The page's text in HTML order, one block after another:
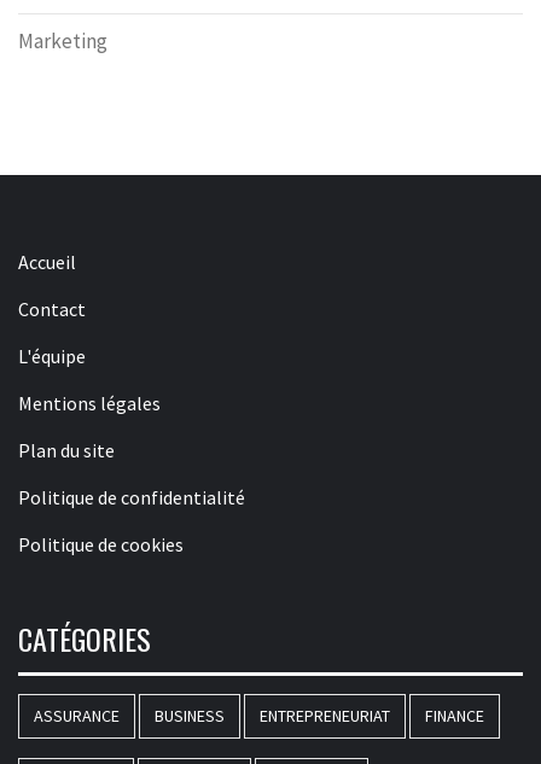
Marketing
Accueil
Contact
L'équipe
Mentions légales
Plan du site
Politique de confidentialité
Politique de cookies
CATÉGORIES
ASSURANCE BUSINESS ENTREPRENEURIAT FINANCE